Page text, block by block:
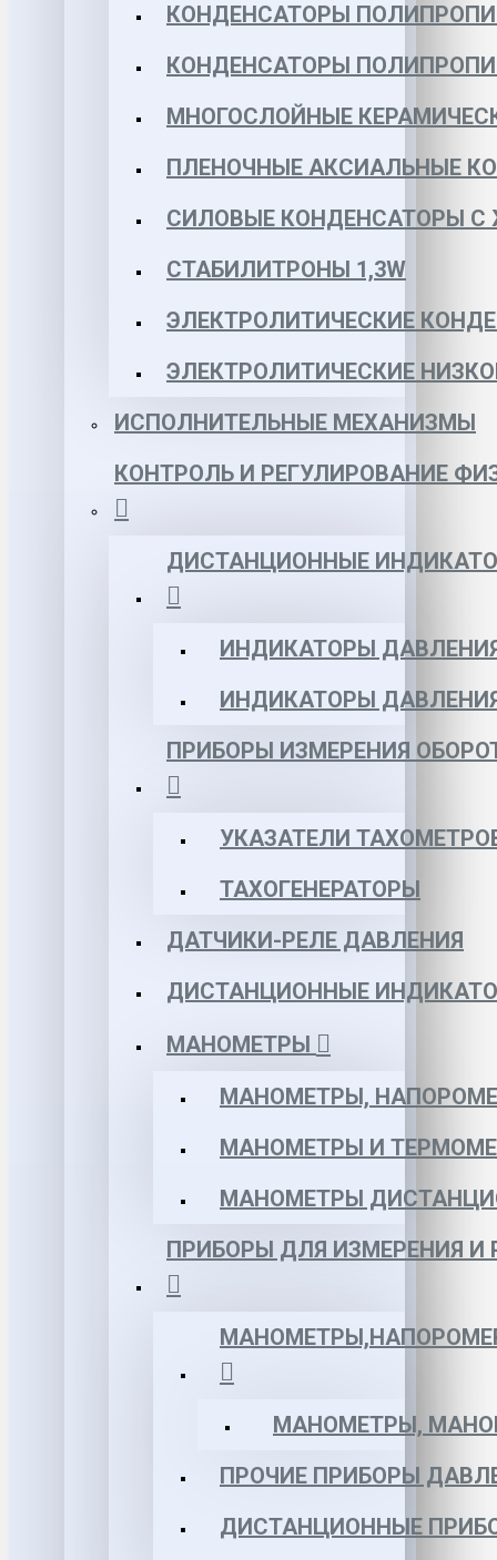
КОНДЕНСАТОРЫ
КОНДЕНСАТОРЫ
МНОГОСЛОЙНЫЕ
ПЛЕНОЧНЫЕ АКСИАЛЬНЫЕ
СИЛОВЫЕ КОНДЕНСАТОРЫ
СТАБИЛИТРОНЫ 1,3W
ЭЛЕКТРОЛИТИЧЕСКИЕ
ЭЛЕКТРОЛИТИЧЕСКИЕ
ИСПОЛНИТЕЛЬНЫЕ МЕХАНИЗМЫ
КОНТРОЛЬ И РЕГУЛИРОВАНИЕ
ДИСТАНЦИОННЫЕ
ИНДИКАТОРЫ
ИНДИКАТОРЫ
ПРИБОРЫ ИЗМЕРЕНИЯ
УКАЗАТЕЛИ
ТАХОГЕНЕРАТОРЫ
ДАТЧИКИ-РЕЛЕ ДАВЛЕНИЯ
ДИСТАНЦИОННЫЕ
МАНОМЕТРЫ
МАНОМЕТРЫ,
МАНОМЕТРЫ И
МАНОМЕТРЫ
ПРИБОРЫ ДЛЯ ИЗМЕРЕНИЯ И
МАНОМЕТРЫ,
ПРОЧИЕ ПРИБОРЫ
ДИСТАНЦИОННЫЕ